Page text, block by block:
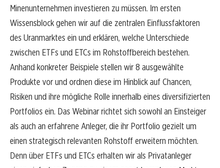
Minenunternehmen investieren zu müssen. Im ersten
Wissensblock gehen wir auf die zentralen Einflussfaktoren
des Uranmarktes ein und erklären, welche Unterschiede
zwischen ETFs und ETCs im Rohstoffbereich bestehen.
Anhand konkreter Beispiele stellen wir 8 ausgewählte
Produkte vor und ordnen diese im Hinblick auf Chancen,
Risiken und ihre mögliche Rolle innerhalb eines diversifizierten
Portfolios ein. Das Webinar richtet sich sowohl an Einsteiger
als auch an erfahrene Anleger, die ihr Portfolio gezielt um
einen strategisch relevanten Rohstoff erweitern möchten.
Denn über ETFs und ETCs erhalten wir als Privatanleger